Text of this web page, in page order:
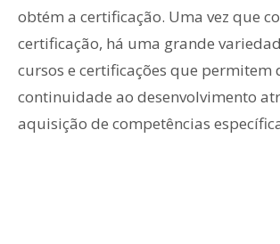
obtém a certificação. Uma vez que
certificação, há uma grande
cursos e certificações que permitem
continuidade ao desenvolvimento
aquisição de competências